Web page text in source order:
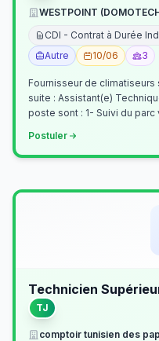
WESTPOINT
CDI - Contrat à Durée
Autre
10/06 3
Fournisseur de climatiseurs
suite : Assistant(e)
poste sont : 1- Suivi du
Postuler
Technicien
TJ
comptoir tunisien des